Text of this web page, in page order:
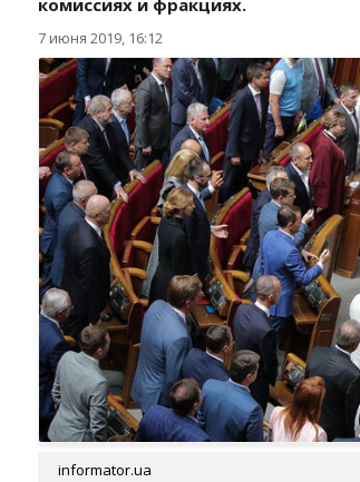
комиссиях и фракциях.
7 июня 2019, 16:12
informator.ua